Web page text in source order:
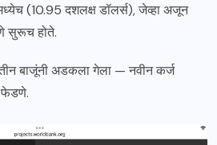
(10.95 दशलक्ष डॉलर्स), जेव्हा अजून
सुरूच होते.
बाजूंनी अडकला गेला — नवीन कर्ज
फेडणे.